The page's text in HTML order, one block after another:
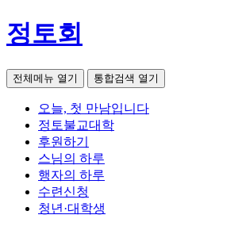
정토회
전체메뉴 열기 통합검색 열기
오늘, 첫 만남입니다
정토불교대학
후원하기
스님의 하루
행자의 하루
수련신청
청년·대학생